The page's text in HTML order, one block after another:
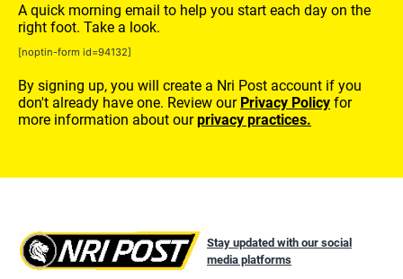
A quick morning email to help you start each day on the
right foot. Take a look.
[noptin-form id=94132]
By signing up, you will create a Nri Post account if you
don't already have one. Review our Privacy Policy for
more information about ourprivacy practices.
Stay updated with our social
media platforms